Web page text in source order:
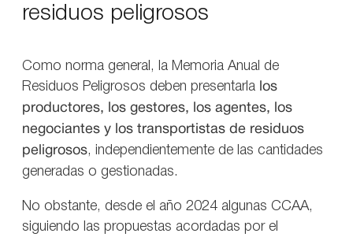
residuos peligrosos
Como norma general, la Memoria Anual de
Residuos Peligrosos deben presentarla
los
productores, los gestores, los agentes, los
negociantes y los transportistas de residuos
peligrosos, independientemente de las cantidades
generadas o gestionadas.
No obstante, desde el año 2024 algunas CCAA,
siguiendo las propuestas acordadas por el